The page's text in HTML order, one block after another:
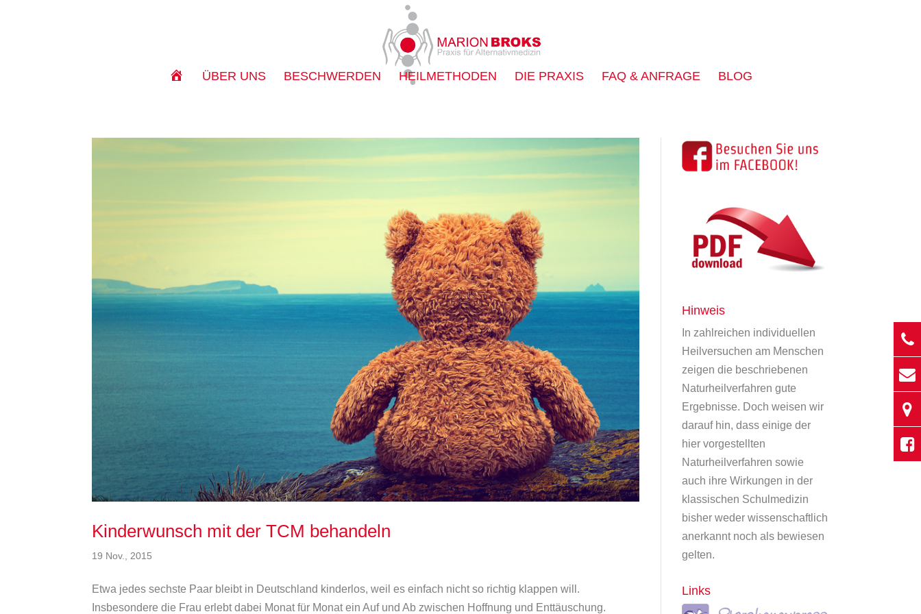
E
ÜBER UNS BESCHWERDEN HEILMETHODEN DIE PRAXIS FAQ & ANFRAGE BLOG
Kinderwunsch mit der TCM behandeln
19 Nov., 2015
Etwa jedes sechste Paar bleibt in Deutschland kinderlos, weil es einfach nicht so richtig klappen will.
Insbesondere die Frau erlebt dabei Monat für Monat ein Auf und Ab zwischen Hoffnung und Enttäuschung.
Hinweis
In zahlreichen individuellen
Heilversuchen am Menschen
zeigen die beschriebenen
Naturheilverfahren gute
Ergebnisse. Doch weisen wir
darauf hin, dass einige der
hier vorgestellten
Naturheilverfahren sowie
auch ihre Wirkungen in der
klassischen Schulmedizin
bisher weder wissenschaftlich
anerkannt noch als bewiesen
gelten.
Links